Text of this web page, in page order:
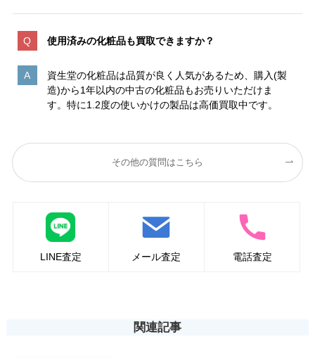
使用済みの化粧品も買取できますか？
資生堂の化粧品は品質が良く人気があるため、購入(製
造)から1年以内の中古の化粧品もお売りいただけま
す。特に1.2度の使いかけの製品は高価買取中です。
その他の質問はこちら
LINE査定 メール査定 電話査定
関連記事